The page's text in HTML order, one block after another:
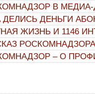
В
ДЕЛИСЬ ДЕНЬГИ
ЖИЗНЬ И 1146
– О